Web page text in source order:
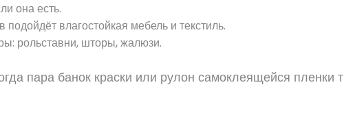
она есть.
влагостойкая мебель и текстиль.
рольставни, шторы, жалюзи.
пара банок краски или рулон самоклеящейся пленки